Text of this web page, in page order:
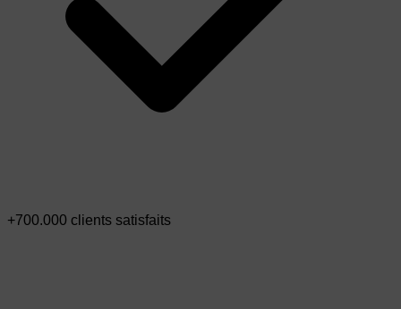
+700.000 clients satisfaits